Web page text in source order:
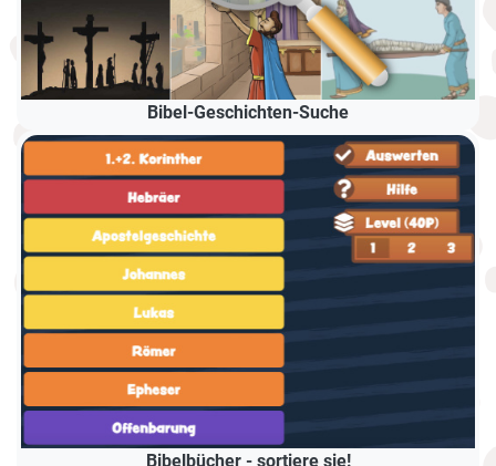
Bibel-Geschichten-Suche
Bibelbücher - sortiere sie!